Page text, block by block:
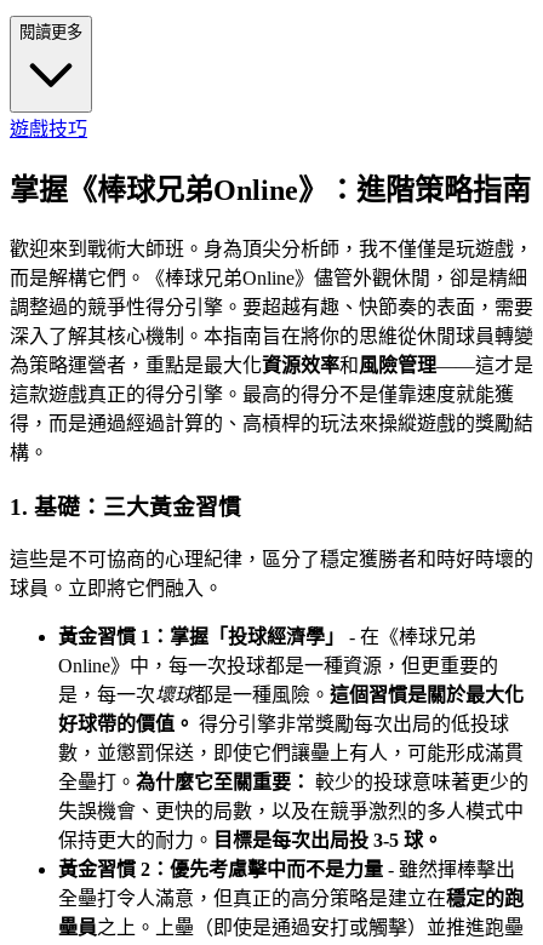
閱讀更多
遊戲技巧
掌握《棒球兄弟Online》：進階策略指南
歡迎來到戰術大師班。身為頂尖分析師，我不僅僅是玩遊戲，
而是解構它們。《棒球兄弟Online》儘管外觀休閒，卻是精細
調整過的競爭性得分引擎。要超越有趣、快節奏的表面，需要
深入了解其核心機制。本指南旨在將你的思維從休閒球員轉變
為策略運營者，重點是最大化資源效率和風險管理——這才是
這款遊戲真正的得分引擎。最高的得分不是僅靠速度就能獲
得，而是通過經過計算的、高槓桿的玩法來操縱遊戲的獎勵結
構。
1. 基礎：三大黃金習慣
這些是不可協商的心理紀律，區分了穩定獲勝者和時好時壞的
球員。立即將它們融入。
黃金習慣 1：掌握「投球經濟學」
- 在《棒球兄弟
Online》中，每一次投球都是一種資源，但更重要的
是，每一次壞球都是一種風險。 這個習慣是關於最大化
好球帶的價值。 得分引擎非常獎勵每次出局的低投球
數，並懲罰保送，即使它們讓壘上有人，可能形成滿貫
全壘打。 為什麼它至關重要： 較少的投球意味著更少的
失誤機會、更快的局數，以及在競爭激烈的多人模式中
保持更大的耐力。 目標是每次出局投 3-5 球。
黃金習慣 2：優先考慮擊中而不是力量 - 雖然揮棒擊出
全壘打令人滿意，但真正的高分策略是建立在穩定的跑
壘員之上。上壘（即使是通過安打或觸擊）並推進跑壘